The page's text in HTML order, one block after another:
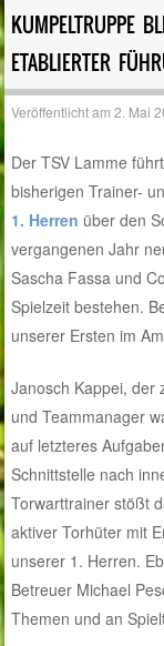
KUMPELTRUPPE
ETABLIERTER
Veröffentlicht am2. Mai
Der TSV Lamme
bisherigen Trainer-
1. Herren über den
vergangenen Jahr
Sascha Fassa und
Spielzeit bestehen.
unserer Ersten im
Janosch Kappei, der
und Teammanager
auf letzteres
Schnittstelle nach
Torwarttrainer stößt
aktiver Torhüter mit
unserer 1. Herren.
Betreuer Michael
Themen und an